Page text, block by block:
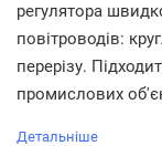
регулятора
повітроводів:
перерізу.
промислових
Детальніше